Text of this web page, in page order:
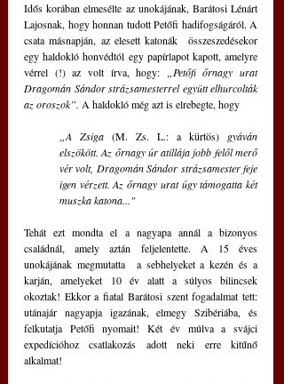
Idős korában elmesélte az unokájának, Barátosi Lénárt
Lajosnak, hogy honnan tudott Petőfi hadifogságáról. A
csata másnapján, az elesett katonák  összeszedésekor
egy haldokló honvédtól egy papírlapot kapott, amelyre
vérrel (!) az volt írva, hogy: „Petőfi őrnagy urat
Dragomán Sándor strázsamesterrel együtt elhurcolták
az oroszok”. A haldokló még azt is elrebegte, hogy
„A Zsiga (M. Zs. L.: a kürtös) gyáván
elszökött. Az őrnagy úr atillája jobb felől merő
vér volt, Dragomán Sándor strázsamester feje
igen vérzett. Az őrnagy urat úgy támogatta két
muszka katona..."
Tehát ezt mondta el a nagyapa annál a bizonyos
családnál, amely aztán feljelentette. A 15 éves
unokájának megmutatta  a sebhelyeket a kezén és a
karján, amelyeket 10 év alatt a súlyos bilincsek
okoztak! Ekkor a fiatal Barátosi szent fogadalmat tett:
utánajár nagyapja igazának, elmegy Szibériába, és
felkutatja Petőfi nyomait! Két év múlva a svájci
expedícióhoz csatlakozás adott neki erre kitűnő
alkalmat!